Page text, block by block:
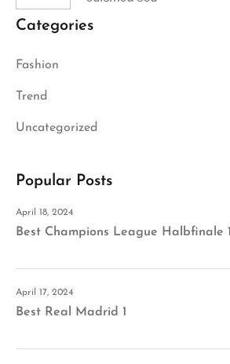
Categories
Fashion
Trend
Uncategorized
Popular Posts
April 18, 2024
Best Champions League Halbfinale 1
April 17, 2024
Best Real Madrid 1